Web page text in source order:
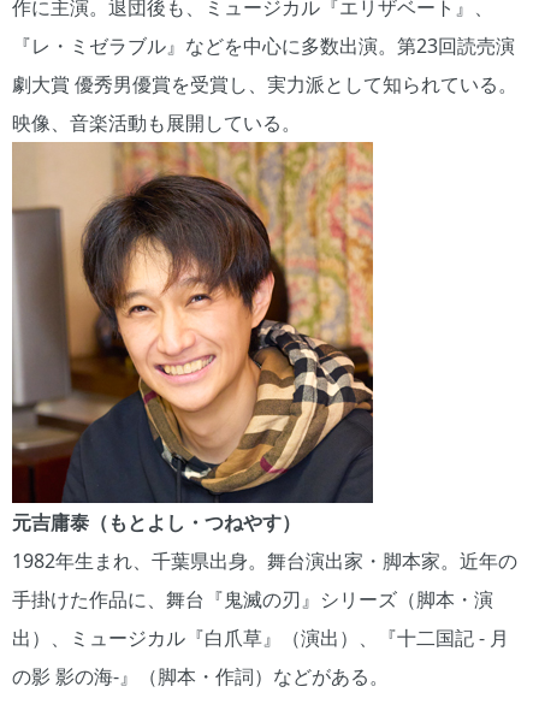
作に主演。退団後も、ミュージカル『エリザベート』、
『レ・ミゼラブル』などを中心に多数出演。第23回読売演
劇大賞 優秀男優賞を受賞し、実力派として知られている。
映像、音楽活動も展開している。
元吉庸泰（もとよし・つねやす）
1982年生まれ、千葉県出身。舞台演出家・脚本家。近年の
手掛けた作品に、舞台『鬼滅の刃』シリーズ（脚本・演
出）、ミュージカル『白爪草』（演出）、『十二国記 ‐ 月
の影 影の海‐』（脚本・作詞）などがある。